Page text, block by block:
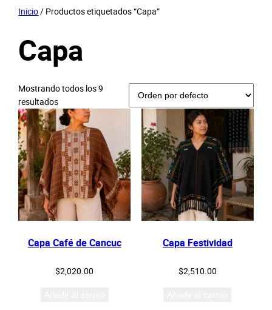
Saltar
contenido
Inicio/ Productos etiquetados “Capa”
Capa
Mostrando todos los 9
resultados
Capa Café de Cancuc
$2,020.00
Capa Festividad
$2,510.00